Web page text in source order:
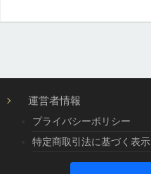
運営者情報
プライバシーポリシー
特定商取引法に基づく表示